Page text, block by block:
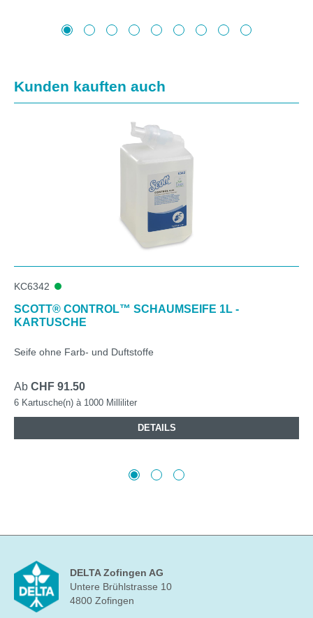
Produktgalerie überspringen
Kunden kauften auch
KC6342
SCOTT® CONTROL™ SCHAUMSEIFE 1L -
KARTUSCHE
Seife ohne Farb- und Duftstoffe
Ab CHF 91.50
6 Kartusche(n) à 1000 Milliliter
DETAILS
DELTA Zofingen AG
Untere Brühlstrasse 10
4800 Zofingen